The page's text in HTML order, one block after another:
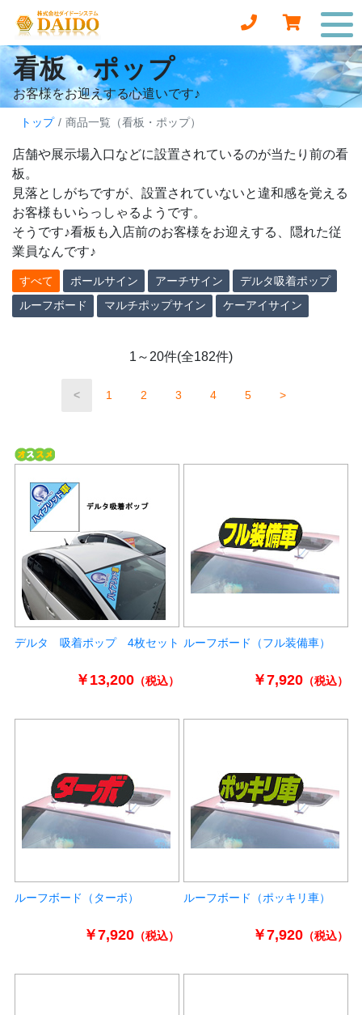
看板・ポップ
お客様をお迎えする心遣いです♪
トップ 商品一覧（看板・ポップ）
店舗や展示場入口などに設置されているのが当たり前の看
板。
見落としがちですが、設置されていないと違和感を覚える
お客様もいらっしゃるようです。
そうです♪看板も入店前のお客様をお迎えする、隠れた従
業員なんです♪
すべて ポールサイン アーチサイン
デルタ吸着ポップ
ルーフボード
マルチポップサイン ケーアイサイン
1～20件(全182件)
< 1 2 3 4 5 >
デルタ 吸着ポップ 4枚セット
￥13,200（税込）
ルーフボード（フル装備車）
￥7,920（税込）
ルーフボード（ターボ）
￥7,920（税込）
ルーフボード（ポッキリ車）
￥7,920（税込）